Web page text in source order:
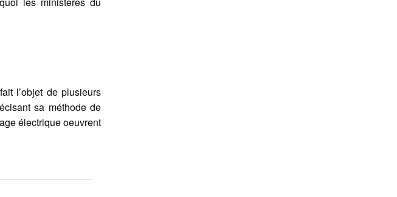
l’objet de plusieurs
sa méthode de
électrique oeuvrent